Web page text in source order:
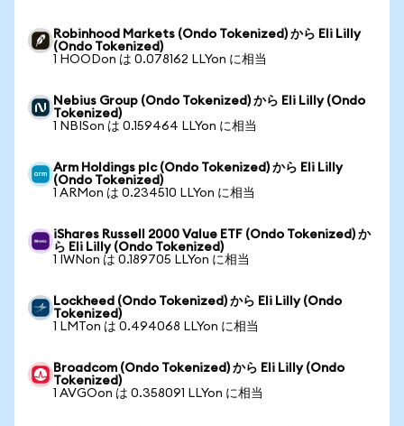
Robinhood Markets (Ondo Tokenized) から Eli Lilly
(Ondo Tokenized)
1 HOODon は 0.078162 LLYon に相当
Nebius Group (Ondo Tokenized) から Eli Lilly (Ondo
Tokenized)
1 NBISon は 0.159464 LLYon に相当
Arm Holdings plc (Ondo Tokenized) から Eli Lilly
(Ondo Tokenized)
1 ARMon は 0.234510 LLYon に相当
iShares Russell 2000 Value ETF (Ondo Tokenized) か
ら Eli Lilly (Ondo Tokenized)
1 IWNon は 0.189705 LLYon に相当
Lockheed (Ondo Tokenized) から Eli Lilly (Ondo
Tokenized)
1 LMTon は 0.494068 LLYon に相当
Broadcom (Ondo Tokenized) から Eli Lilly (Ondo
Tokenized)
1 AVGOon は 0.358091 LLYon に相当